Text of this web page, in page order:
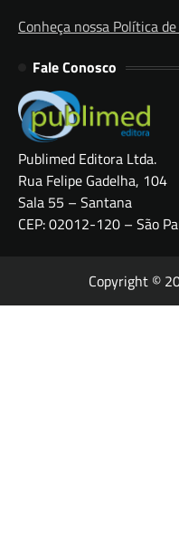
Conheça nossa Política
Fale Conosco
Publimed Editora Ltda.
Rua Felipe Gadelha, 104
Sala 55 – Santana
CEP: 02012-120 – São
Copyright ©